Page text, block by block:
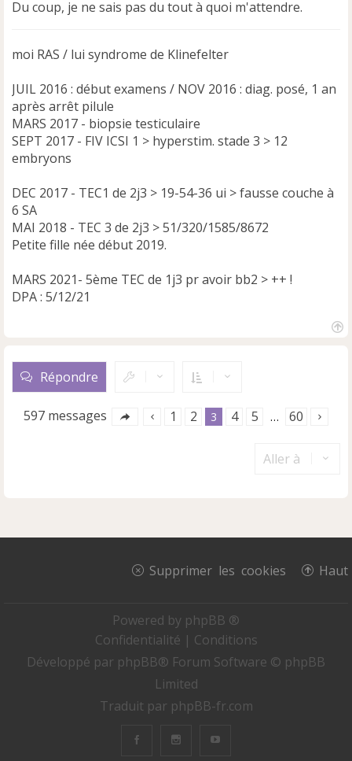
Du coup, je ne sais pas du tout à quoi m'attendre.
moi RAS / lui syndrome de Klinefelter
JUIL 2016 : début examens / NOV 2016 : diag. posé, 1 an
après arrêt pilule
MARS 2017 - biopsie testiculaire
SEPT 2017 - FIV ICSI 1 > hyperstim. stade 3 > 12
embryons
DEC 2017 - TEC1 de 2j3 > 19-54-36 ui > fausse couche à
6 SA
MAI 2018 - TEC 3 de 2j3 > 51/320/1585/8672
Petite fille née début 2019.
MARS 2021- 5ème TEC de 1j3 pr avoir bb2 > ++ !
DPA : 5/12/21
Répondre
597 messages 1 2 3 4 5 … 60
Aller à
Haut
Supprimer les cookies
Powered by phpBB ®
Confidentialité | Conditions
Développé par phpBB® Forum Software © phpBB
Limited
Traduit par phpBB-fr.com